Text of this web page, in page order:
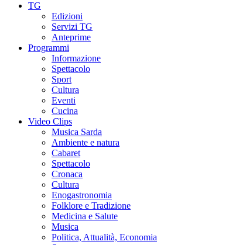
TG
Edizioni
Servizi TG
Anteprime
Programmi
Informazione
Spettacolo
Sport
Cultura
Eventi
Cucina
Video Clips
Musica Sarda
Ambiente e natura
Cabaret
Spettacolo
Cronaca
Cultura
Enogastronomia
Folklore e Tradizione
Medicina e Salute
Musica
Politica, Attualità, Economia